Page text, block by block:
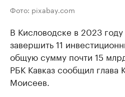
Фото: pixabay.com
В Кисловодске в 2023
завершить 11
общую сумму почти 15
РБК Кавказ сообщил глава
Моисеев.